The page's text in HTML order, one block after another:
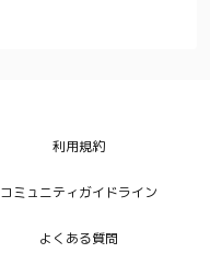
利用規約
コミュニティガイドライン
よくある質問